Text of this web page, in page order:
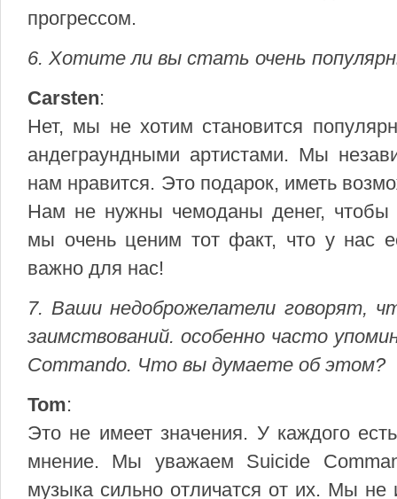
прогрессом.
6. Хотите ли вы стать очень
Carsten:
Нет, мы не хотим становится
андеграундными артистами. Мы
нам нравится. Это подарок, иметь
Нам не нужны чемоданы денег, чтобы
мы очень ценим тот факт, что у нас
важно для нас!
7. Ваши недоброжелатели говорят,
заимствований. особенно часто
Commando. Что вы думаете об этом?
Tom:
Это не имеет значения. У каждого
мнение. Мы уважаем Suicide
музыка сильно отличатся от их. Мы